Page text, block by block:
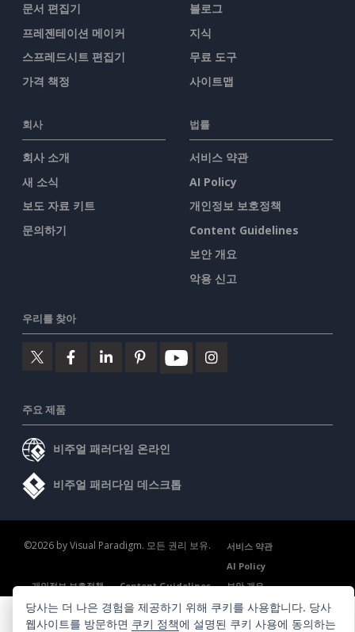
문서 편집기
프레젠테이션 메이커
스프레드시트 편집기
가격 책정
블로그
지식
무료 도구
사이트맵
회사
회사 소개
새 소식
보도 자료 키트
문의하기
법률
서비스 약관
AI Policy
개인정보 보호정책
Content Guidelines
보안 개요
악용 신고
우리를 찾아
주요 제품
비주얼 패러다임 온라인
비주얼 패러다임 데스크톱
©2026 by Visual Paradigm. 모든 권리 보유.
서비스 약관
AI Policy
개인정보 보호정책
Content Guidelines 보안 개요
당사는 더 나은 경험을 제공하기 위해 쿠키를 사용합니다. 당사
웹사이트를 방문하면 쿠키 정책에 설명된 쿠키 사용에 동의하는